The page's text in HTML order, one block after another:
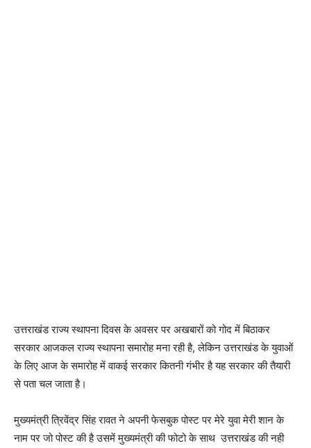
उत्तराखंड राज्य स्थापना दिवस के अवसर पर अखबारों को गोद में बिठाकर
सरकार आजकल राज्य स्थापना समारोह मना रही है, लेकिन उत्तराखंड के युवाओं
के लिए आज के समारोह में वाकई सरकार कितनी गंभीर है यह सरकार की तैयारी
से पता चल जाता है।
मुख्यमंत्री त्रिवेंद्र सिंह रावत ने अपनी फेसबुक पोस्ट पर मेरे युवा मेरी शान के
नाम पर जो पोस्ट की है उसमें मुख्यमंत्री की फोटो के साथ उत्तराखंड की नही